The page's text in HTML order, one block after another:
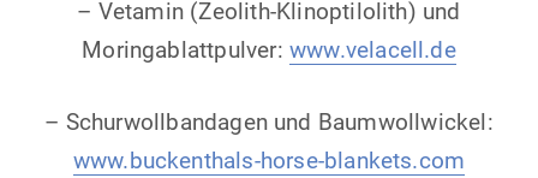
– Vetamin (Zeolith-Klinoptilolith) und
Moringablattpulver: www.velacell.de
– Schurwollbandagen und Baumwollwickel:
www.buckenthals-horse-blankets.com